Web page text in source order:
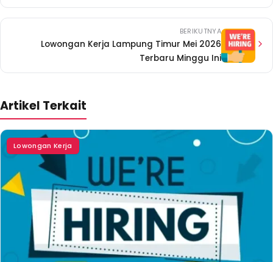
BERIKUTNYA
Lowongan Kerja Lampung Timur Mei 2026
Terbaru Minggu Ini
Artikel Terkait
Lowongan Kerja